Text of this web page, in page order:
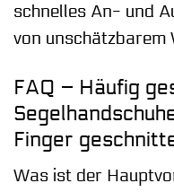
schnelles An- und
von unschätzbarem
FAQ – Häufig
Finger
Was ist der